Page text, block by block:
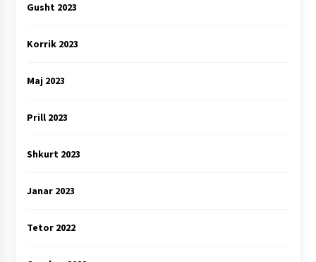
Gusht 2023
Korrik 2023
Maj 2023
Prill 2023
Shkurt 2023
Janar 2023
Tetor 2022